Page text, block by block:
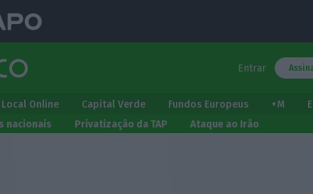
Entrar
Local Online Capital Verde Fundos Europeus +M
nacionais Privatização da TAP Ataque ao Irão